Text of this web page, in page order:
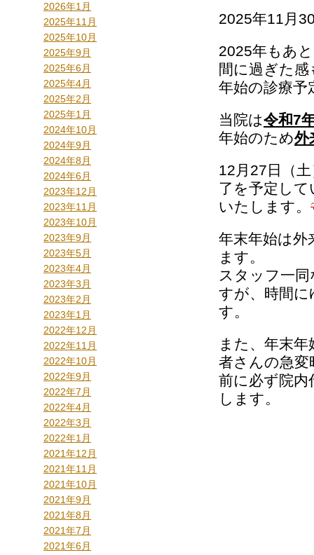
2026年1月
2025年11月
2025年10月
2025年9月
2025年6月
2025年4月
2025年2月
2025年1月
2024年10月
2024年9月
2024年8月
2024年6月
2023年12月
2023年11月
2023年10月
2023年9月
2023年5月
2023年4月
2023年3月
2023年2月
2023年1月
2022年12月
2022年11月
2022年10月
2022年9月
2022年7月
2022年4月
2022年3月
2022年1月
2021年12月
2021年11月
2021年10月
2021年9月
2021年8月
2021年7月
2021年6月
2025年11月
2025年もあ
間に過ぎた
年始の診療
当院は令和7
年始のため外
12月27日（
了を予定して
いたします。
年末年始は
ます。
スタッフ一
すが、時間
す。
また、年末
者さんの急
前に必ず院内
します。